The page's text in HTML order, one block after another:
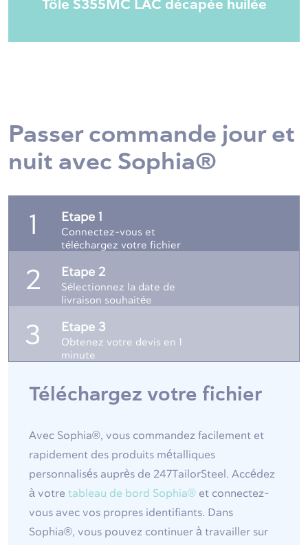
Tôle S355MC LAC décapée huilée
Passer commande jour et
nuit avec Sophia®
1 Etape 1
Connectez-vous et
téléchargez votre fichier
2 Etape 2
Sélectionnez la date de
livraison souhaitée
3 Etape 3
Obtenez votre devis en 1
minute
Téléchargez votre fichier
Avec Sophia®, vous commandez facilement et
rapidement des produits métalliques
personnalisés auprès de 247TailorSteel. Accédez
à votre tableau de bord Sophia® et connectez-
vous avec vos propres identifiants. Dans
Sophia®, vous pouvez continuer à travailler sur